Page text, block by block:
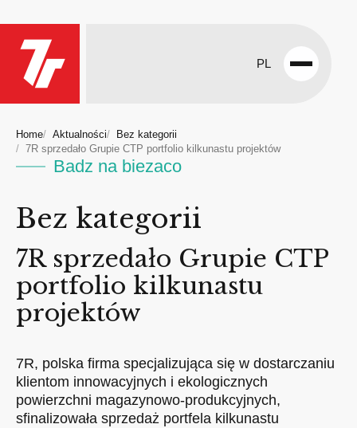
PL
Open
Home Aktualności
Bez kategorii
7R sprzedało Grupie CTP portfolio kilkunastu projektów
Badz na biezaco
Bez kategorii
7R sprzedało Grupie CTP
portfolio kilkunastu
projektów
7R, polska firma specjalizująca się w dostarczaniu
klientom innowacyjnych i ekologicznych
powierzchni magazynowo-produkcyjnych,
sfinalizowała sprzedaż portfela kilkunastu